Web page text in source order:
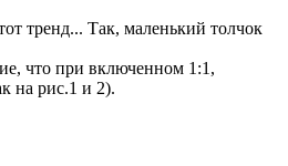
тренд... Так, маленький толчок
что при включенном 1:1,
на рис.1 и 2).